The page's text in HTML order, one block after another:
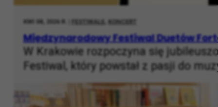
KWI 08, 2026 R. | FESTIWALE KONCERT
Międzynarodowy Festiwal Duetów
W Krakowie rozpoczyna się
Festiwal, który powstał z pasji do